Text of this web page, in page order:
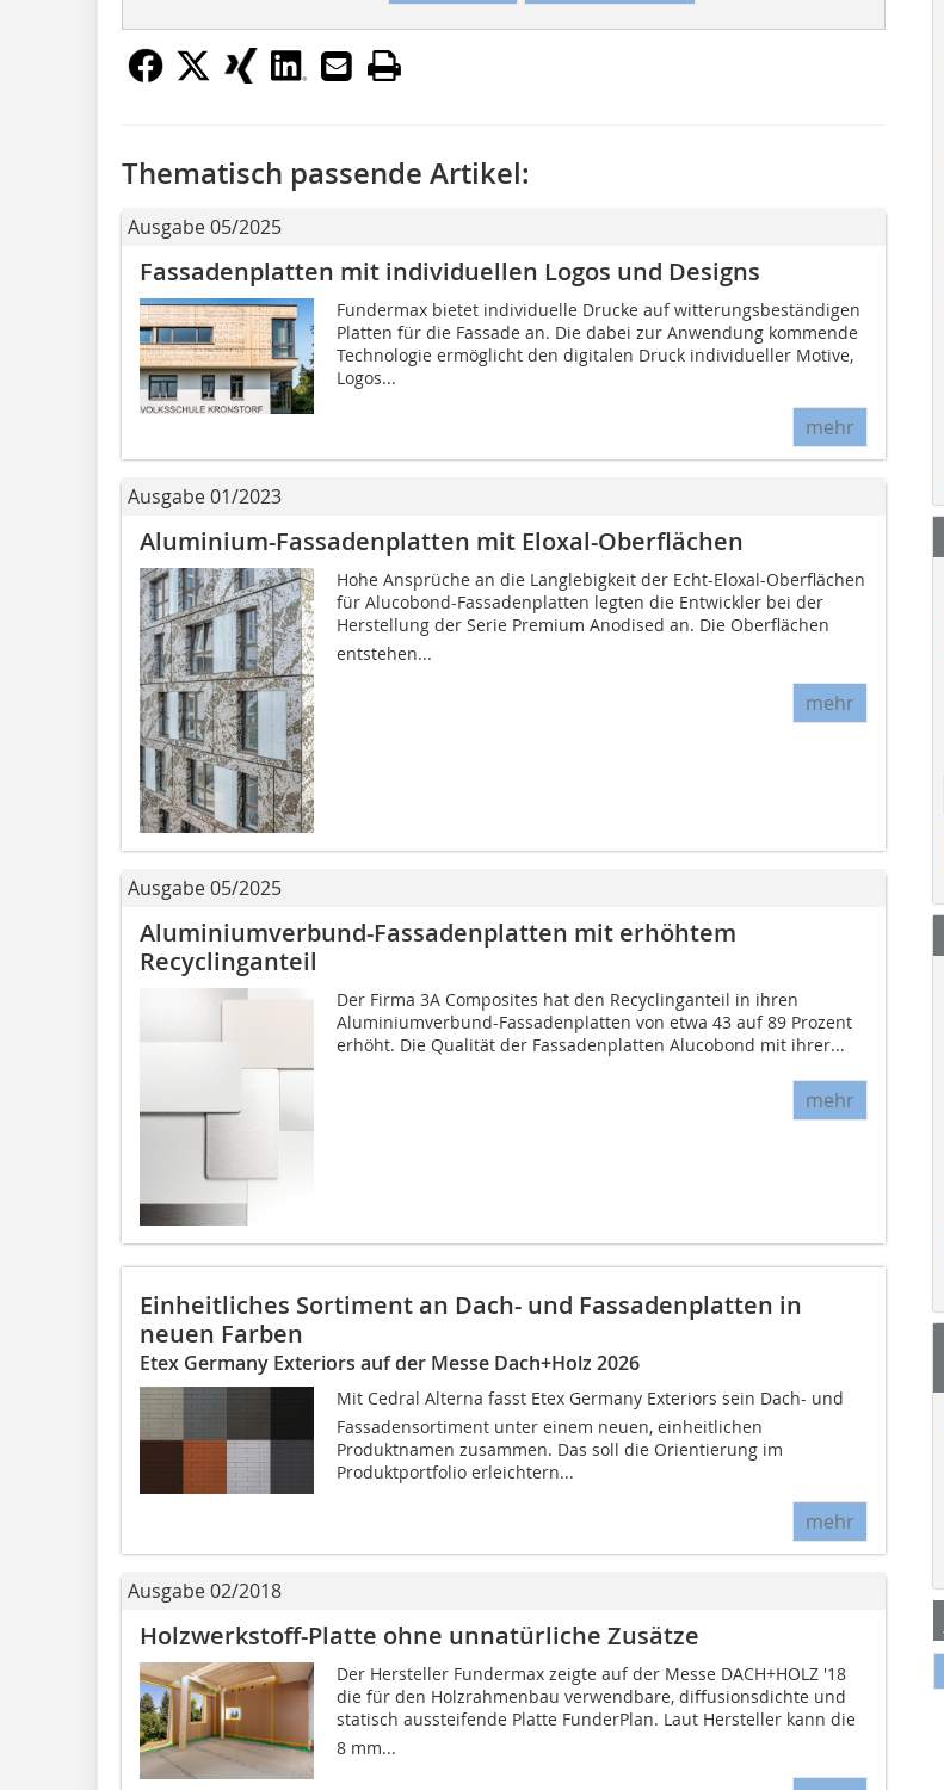
Thematisch passende Artikel:
Ausgabe 05/2025
Fassadenplatten mit individuellen Logos und Designs
Fundermax bietet individuelle Drucke auf witterungsbeständigen
Platten für die Fassade an. Die dabei zur Anwendung kommende
Technologie ermöglicht den digitalen Druck individueller Motive,
Logos...
mehr
Ausgabe 01/2023
Aluminium-Fassadenplatten mit Eloxal-Oberflächen
Hohe Ansprüche an die Langlebigkeit der Echt-Eloxal-Oberflächen
für Alucobond-Fassadenplatten legten die Entwickler bei der
Herstellung der Serie Premium Anodised an. Die Oberflächen
entstehen...
mehr
Ausgabe 05/2025
Aluminiumverbund-Fassadenplatten mit erhöhtem
Recyclinganteil
Der Firma 3A Composites hat den Recyclinganteil in ihren
Aluminiumverbund-Fassadenplatten von etwa 43 auf 89 Prozent
erhöht. Die Qualität der Fassadenplatten Alucobond mit ihrer...
mehr
Einheitliches Sortiment an Dach- und Fassadenplatten in
neuen Farben
Etex Germany Exteriors auf der Messe Dach+Holz 2026
Mit Cedral Alterna fasst Etex Germany Exteriors sein Dach- und
Fassadensortiment unter einem neuen, einheitlichen
Produktnamen zusammen. Das soll die Orientierung im
Produktportfolio erleichtern...
mehr
Ausgabe 02/2018
Holzwerkstoff-Platte ohne unnatürliche Zusätze
Der Hersteller Fundermax zeigte auf der Messe DACH+HOLZ '18
die für den Holzrahmenbau verwendbare, diffusionsdichte und
statisch aussteifende Platte FunderPlan. Laut Hersteller kann die
8 mm...